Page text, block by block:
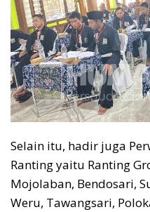
Selain itu, hadir juga
Ranting yaitu Ranting
Mojolaban, Bendosari,
Weru, Tawangsari,